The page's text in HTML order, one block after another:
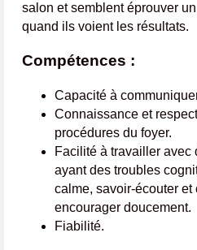
salon et semblent éprouver
quand ils voient les résultats.
Compétences :
Capacité à
Connaissance et
procédures du foyer.
Facilité à travailler avec
ayant des troubles
calme, savoir-écouter
encourager doucement.
Fiabilité.